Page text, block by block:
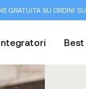
GRATUITA SU ORDINI